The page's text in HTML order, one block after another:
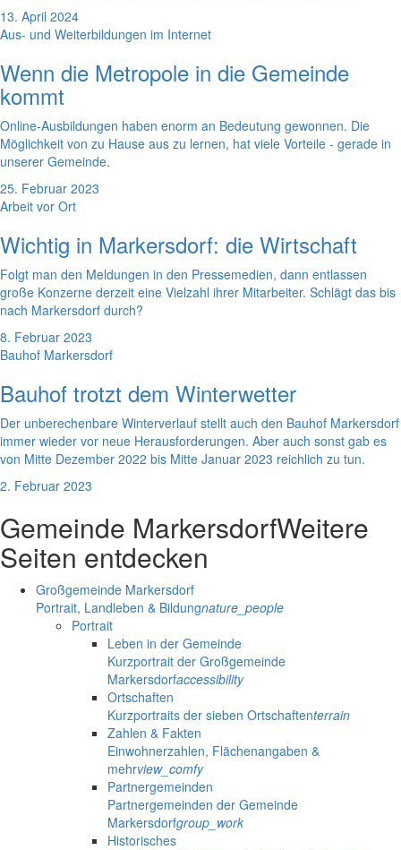
13. April 2024
Aus- und Weiterbildungen im Internet
Wenn die Metropole in die Gemeinde
kommt
Online-Ausbildungen haben enorm an Bedeutung gewonnen. Die
Möglichkeit von zu Hause aus zu lernen, hat viele Vorteile - gerade in
unserer Gemeinde.
25. Februar 2023
Arbeit vor Ort
Wichtig in Markersdorf: die Wirtschaft
Folgt man den Meldungen in den Pressemedien, dann entlassen
große Konzerne derzeit eine Vielzahl ihrer Mitarbeiter. Schlägt das bis
nach Markersdorf durch?
8. Februar 2023
Bauhof Markersdorf
Bauhof trotzt dem Winterwetter
Der unberechenbare Winterverlauf stellt auch den Bauhof Markersdorf
immer wieder vor neue Herausforderungen. Aber auch sonst gab es
von Mitte Dezember 2022 bis Mitte Januar 2023 reichlich zu tun.
2. Februar 2023
Gemeinde MarkersdorfWeitere
Seiten entdecken
Großgemeinde Markersdorf
Portrait, Landleben & Bildungnature_people
Portrait
Leben in der Gemeinde
Kurzportrait der Großgemeinde
Markersdorfaccessibility
Ortschaften
Kurzportraits der sieben Ortschaftenterrain
Zahlen & Fakten
Einwohnerzahlen, Flächenangaben &
mehrview_comfy
Partnergemeinden
Partnergemeinden der Gemeinde
Markersdorfgroup_work
Historisches